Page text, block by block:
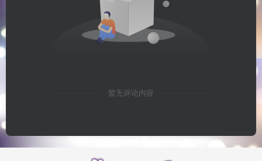
暂无评论内容